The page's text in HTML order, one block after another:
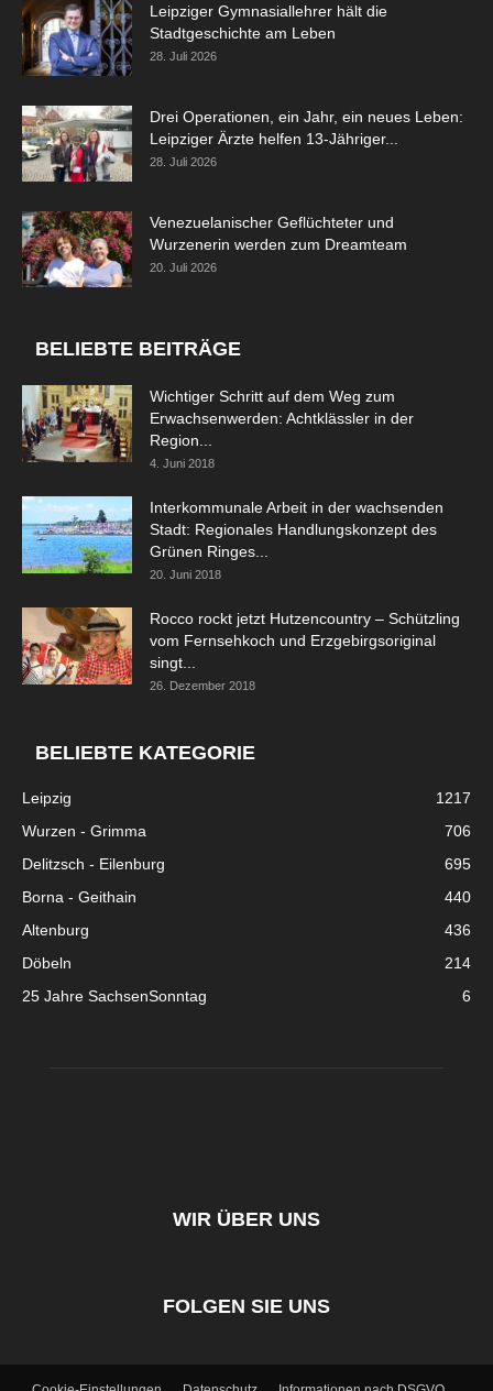
Leipziger Gymnasiallehrer hält die
Stadtgeschichte am Leben
28. Juli 2026
Drei Operationen, ein Jahr, ein neues Leben:
Leipziger Ärzte helfen 13-Jähriger...
28. Juli 2026
Venezuelanischer Geflüchteter und
Wurzenerin werden zum Dreamteam
20. Juli 2026
BELIEBTE BEITRÄGE
Wichtiger Schritt auf dem Weg zum
Erwachsenwerden: Achtklässler in der
Region...
4. Juni 2018
Interkommunale Arbeit in der wachsenden
Stadt: Regionales Handlungskonzept des
Grünen Ringes...
20. Juni 2018
Rocco rockt jetzt Hutzencountry – Schützling
vom Fernsehkoch und Erzgebirgsoriginal
singt...
26. Dezember 2018
BELIEBTE KATEGORIE
Leipzig
1217
Wurzen - Grimma
706
Delitzsch - Eilenburg
695
Borna - Geithain
440
Altenburg
436
Döbeln
214
25 Jahre SachsenSonntag
6
WIR ÜBER UNS
FOLGEN SIE UNS